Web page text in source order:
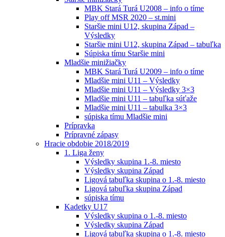
MBK Stará Turá U2008 – info o tíme
Play off MSR 2020 – st.mini
Staršie mini U12, skupina Západ –
Výsledky
Staršie mini U12, skupina Západ – tabuľka
Súpiska tímu Staršie mini
Mladšie minižiačky
MBK Stará Turá U2009 – info o tíme
Mladšie mini U11 – Výsledky
Mladšie mini U11 – Výsledky 3×3
Mladšie mini U11 – tabuľka súťaže
Mladšie mini U11 – tabulka 3×3
súpiska tímu Mladšie mini
Prípravka
Prípravné zápasy
Hracie obdobie 2018/2019
1. Liga ženy
Výsledky skupina 1.-8. miesto
Výsledky skupina Západ
Ligová tabuľka skupina o 1.-8. miesto
Ligová tabuľka skupina Západ
súpiska tímu
Kadetky U17
Výsledky skupina o 1.-8. miesto
Výsledky skupina Západ
Ligová tabuľka skupina o 1.-8. miesto